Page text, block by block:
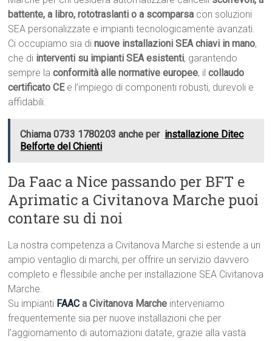
battente, a libro, rototraslanti o a scomparsa con soluzioni
SEA personalizzate e impianti tecnologicamente avanzati.
Ci occupiamo sia dinuove installazioni SEA chiavi in mano,
che di interventi su impianti SEA esistenti, garantendo
sempre laconformità alle normative europee, ilcollaudo
certificato CEe l’impiego di componenti robusti, durevoli e
affidabili.
Chiama 0733 1780203 anche per installazione Ditec
Belforte del Chienti
Da Faac a Nice passando per BFT e
Aprimatic a Civitanova Marche puoi
contare su di noi
La nostra competenza a Civitanova Marche si estende a un
ampio ventaglio di marchi, per offrire un servizio davvero
completo e flessibile anche per installazione SEA Civitanova
Marche.
Su impianti FAAC a Civitanova Marche interveniamo
frequentemente sia per nuove installazioni che per
l’aggiornamento di automazioni datate, grazie alla vasta